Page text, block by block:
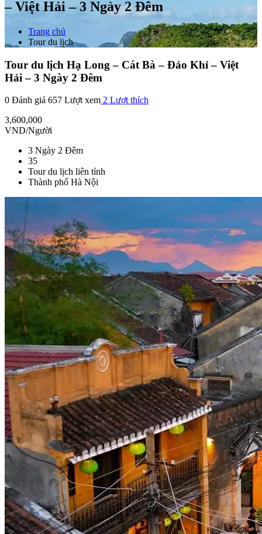
– Việt Hải – 3 Ngày 2 Đêm
Trang chủ
Tour du lịch
Tour du lịch Hạ Long – Cát Bà – Đảo Khỉ – Việt
Hải – 3 Ngày 2 Đêm
0 Đánh giá 657 Lượt xem 2 Lượt thích
3,600,000
VND/Người
3 Ngày 2 Đêm
35
Tour du lịch liên tỉnh
Thành phố Hà Nội